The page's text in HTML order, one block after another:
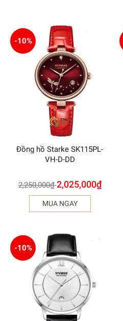
-10%
Đồng hồ Starke SK115PL-
VH-D-DD
2,250,000₫ 2,025,000₫
MUA NGAY
-10%